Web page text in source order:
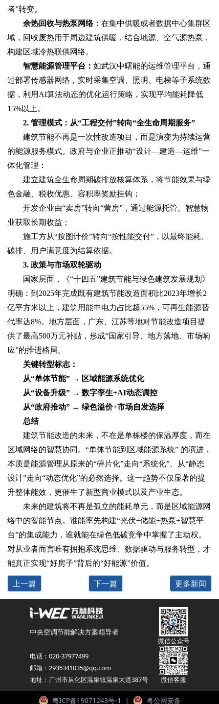
者”转变。
余热回收与热泵网络‌： 在集中供暖或者数据中心集群区
域，回收废热用于周边建筑供暖，结合地源、空气源热泵，
构建区域冷热联供网络。
智慧能源管理平台‌： 如武汉中曙能的运维管理平台，通
过部署传感器网络，实时采集空调、照明、电梯等子系统数
据，利用AI算法动态的优化运行策略，实现平均能耗降低
15%以上。
2. 管理模式：从“工程交付”转向“全生命周期服务”‌
建筑节能不再是一次性改造项目，而是演变为持续运营
的‌能源服务模式‌。政府与企业正推动“‌设计—建造—运维‌”一
体化管理：
建立建筑全生命周期碳排放核算体系，将节能效果与绿
色金融、税收优惠、容积率奖励挂钩；
开发企业由“卖房”转向“营房”，通过能源托管、智慧物
业获取长期收益；
施工方从“按图计价”转向“按性能交付”，以最终能耗、
碳排、用户满意度为结算依据。
3. 政策与市场双轮驱动‌
国家层面，《“十四五”建筑节能与绿色建筑发展规划》
明确：到2025年完成既有建筑节能改造面积比2023年增长2
亿平方米以上，建筑用能中电力占比超55%，可再生能源替
代率达8%。地方层面，广东、江苏等地对节能改造项目提
供了最高500万元补贴，形成“国家引导、地方落地、市场响
应”的推进格局。
关键转型标志‌：
从“单体节能” → ‌区域能源系统优化‌
从“设备升级” → ‌数字孪生+AI动态调控‌
从“政府推动” → ‌绿色溢价+市场自发选择‌
总结‌
建筑节能改造的未来，不在是单栋楼的保温厚度，而在
区域网络的智慧协同。‌“单体节能到区域能源系统”‌ 的演进，
本质是能源管理从原来的“碎片化”走向“系统化”、从“静态
设计”走向“动态优化”的必然选择。这一趋势不仅显著的提
升整体能效，更催生了新型商业模式以及产业生态。
未来的建筑将不再是孤立的能耗单元，而是区域能源网
络中的智能节点。谁能率先构建“‌光伏+储能+热泵+智慧平
台‌”的集成能力，谁就能在绿色低碳竞争中掌握了主动权。
对从业者而言唯有拥抱系统思维、数据驱动与服务转型，才
能真正实现“好房子”背后的“好能源”价值。
上一篇 下一篇 更多新闻
中央空调节能解决方案领导者
电话：020-37977499
邮箱：2935341035@qq.com
地址：广州市从化区温泉镇温泉大道387号
微信公众号
微信客服
粤ICP备19071243号-1 | 粤公网安备